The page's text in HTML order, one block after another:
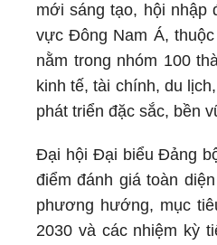
mới sáng tạo, hội nhập
vực Đông Nam Á,
nằm trong nhóm 100
kinh tế, tài chính, du
phát triển đặc sắc, bền
Đại hội Đại biểu Đảng
điểm đánh giá toàn
phương hướng, mục
2030 và các nhiệm kỳ